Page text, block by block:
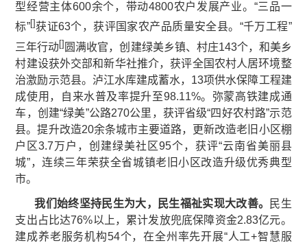
型经营主体600余个，带动4800农户发展产业。“三品一
标”[]获证63个，获评国家农产品质量安全县。“千万工程”
三年行动[] 圆满收官，创建绿美乡镇、村庄143个，和美乡
村建设获外交部和新华社推介，获评全国农村人居环境整
治激励示范县。泸江水库建成蓄水，13项供水保障工程建
成使用，自来水普及率提升至98.11%。弥蒙高铁建成通
车，创建“绿美”公路270公里，获评省级“四好农村路”示范
县。提升改造20余条城市主要道路，更新改造老旧小区棚
户区3.7万户，创建绿美社区95个，获评“云南省美丽县
城”，连续三年荣获全省城镇老旧小区改造升级优秀典型
市。
我们始终坚持民生为大，民生福祉实现大改善。
民生
支出占比达76%以上，累计发放兜底保障资金2.83亿元。
建成养老服务机构54个，在全州率先开展“人工+智慧服